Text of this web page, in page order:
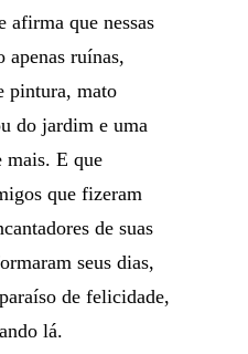
afirma que nessas
apenas ruínas,
pintura, mato
do jardim e uma
mais. E que
que fizeram
de suas
seus dias,
de felicidade,
lá.